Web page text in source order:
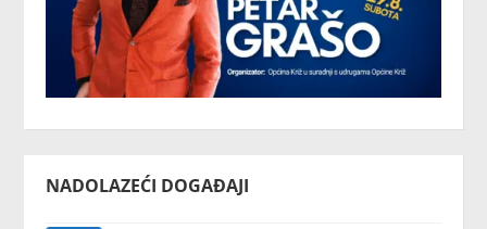
NADOLAZEĆI DOGAĐAJI